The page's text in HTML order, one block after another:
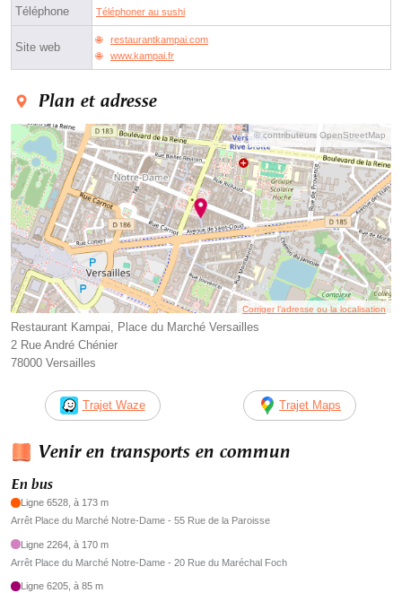
Téléphone Téléphoner au sushi
Site web
restaurantkampai.com
www.kampai.fr
Plan et adresse
© contributeurs OpenStreetMap
Corriger l’adresse ou la localisation
Restaurant Kampai, Place du Marché Versailles
2 Rue André Chénier
78000 Versailles
Trajet Waze Trajet Maps
Venir en transports en commun
En bus
Ligne 6528, à 173 m
Arrêt Place du Marché Notre-Dame - 55 Rue de la Paroisse
Ligne 2264, à 170 m
Arrêt Place du Marché Notre-Dame - 20 Rue du Maréchal Foch
Ligne 6205, à 85 m